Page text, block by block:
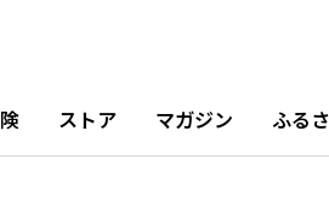
ストア マガジン ふる